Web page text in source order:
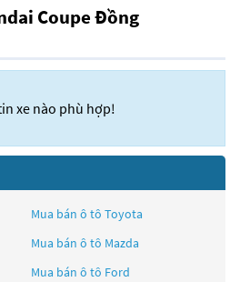
Coupe Đồng
xe nào phù hợp!
Mua bán ô tô Toyota
Mua bán ô tô Mazda
Mua bán ô tô Ford